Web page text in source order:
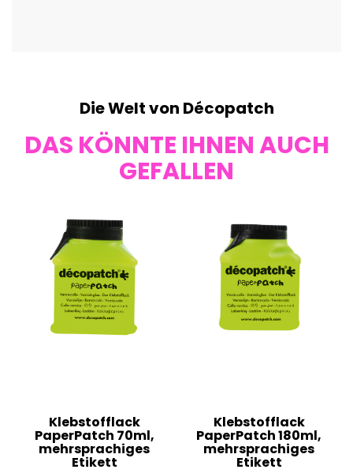
Die Welt von Décopatch
DAS KÖNNTE IHNEN AUCH
GEFALLEN
Klebstofflack
PaperPatch 70ml,
mehrsprachiges
Etikett
Klebstofflack
PaperPatch 180ml,
mehrsprachiges
Etikett